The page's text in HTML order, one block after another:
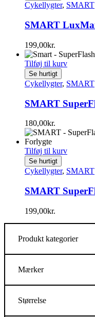
Cykellygter, SMART
SMART
199,00kr.
Tilføj til kurv
Se hurtigt
Cykellygter, SMART
SMART
180,00kr.
Tilføj til kurv
Se hurtigt
Cykellygter, SMART
SMART
199,00kr.
Produkt kategorier
Mærker
Størrelse